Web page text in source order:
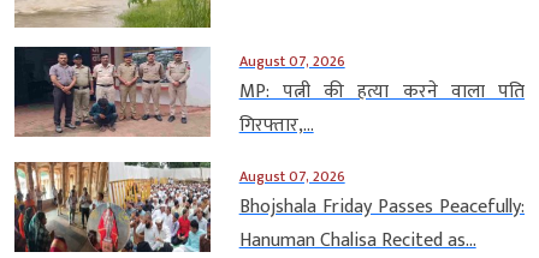
August 07, 2026
MP: पत्नी की हत्या करने वाला पति
गिरफ्तार,...
August 07, 2026
Bhojshala Friday Passes Peacefully:
Hanuman Chalisa Recited as...